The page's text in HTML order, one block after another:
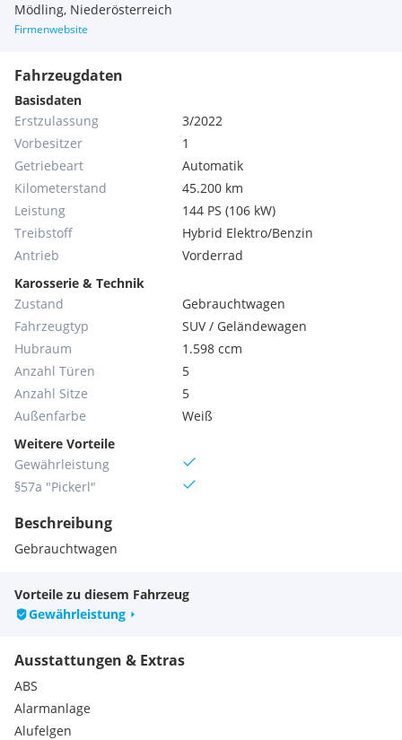
Mödling, Niederösterreich
Firmenwebsite
Fahrzeugdaten
Basisdaten
Erstzulassung
3/2022
Vorbesitzer
1
Getriebeart
Automatik
Kilometerstand
45.200 km
Leistung
144 PS (106 kW)
Treibstoff
Hybrid Elektro/Benzin
Antrieb
Vorderrad
Karosserie & Technik
Zustand
Gebrauchtwagen
Fahrzeugtyp
SUV / Geländewagen
Hubraum
1.598 ccm
Anzahl Türen
5
Anzahl Sitze
5
Außenfarbe
Weiß
Weitere Vorteile
Gewährleistung
§57a "Pickerl"
Beschreibung
Gebrauchtwagen
Vorteile zu diesem Fahrzeug
Gewährleistung
Ausstattungen & Extras
ABS
Alarmanlage
Alufelgen